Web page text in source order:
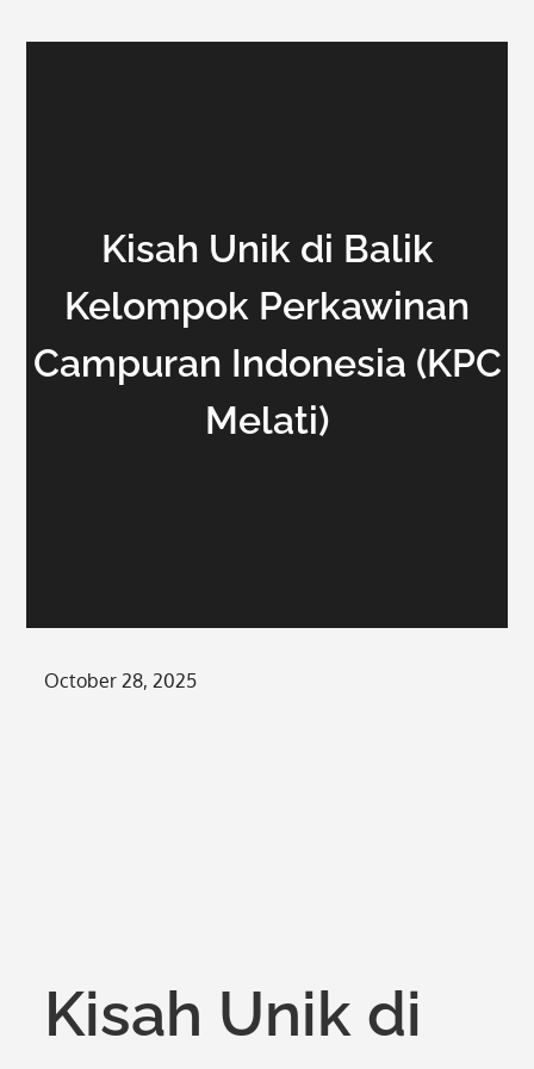
Kisah Unik di Balik
Kelompok Perkawinan
Campuran Indonesia (KPC
Melati)
Posted
October 28, 2025
Kisah Unik di